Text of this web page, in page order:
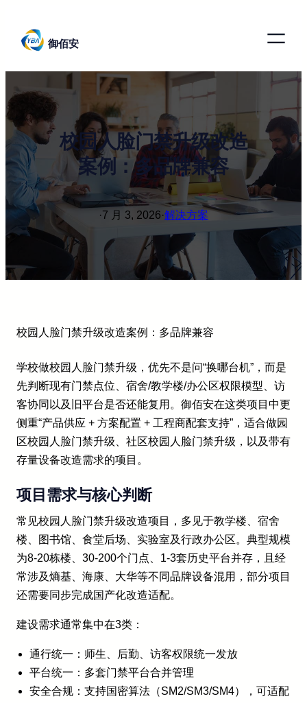
御佰安
校园人脸门禁升级改造
案例：多品牌兼容
·7 月 3, 2026·解决方案
校园人脸门禁升级改造案例：多品牌兼容
学校做校园人脸门禁升级，优先不是问“换哪台机”，而是
先判断现有门禁点位、宿舍/教学楼/办公区权限模型、访
客协同以及旧平台是否还能复用。御佰安在这类项目中更
侧重“产品供应 + 方案配置 + 工程商配套支持”，适合做园
区校园人脸门禁升级、社区校园人脸门禁升级，以及带有
存量设备改造需求的项目。
项目需求与核心判断
常见校园人脸门禁升级改造项目，多见于教学楼、宿舍
楼、图书馆、食堂后场、实验室及行政办公区。典型规模
为8-20栋楼、30-200个门点、1-3套历史平台并存，且经
常涉及熵基、海康、大华等不同品牌设备混用，部分项目
还需要同步完成国产化改造适配。
建设需求通常集中在3类：
通行统一：师生、后勤、访客权限统一发放
平台统一：多套门禁平台合并管理
安全合规：支持国密算法（SM2/SM3/SM4），可适配